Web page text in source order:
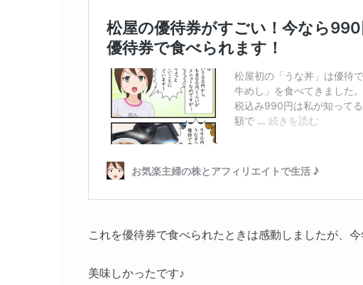
これを優待券で食べられたときは感動しましたが、今
美味しかったです♪